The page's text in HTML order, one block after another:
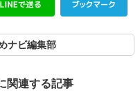
ナビ編集部
関連する記事